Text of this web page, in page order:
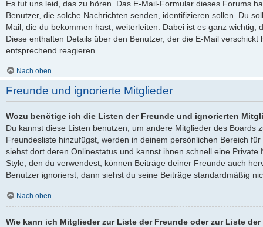
Es tut uns leid, das zu hören. Das E-Mail-Formular dieses Forums
Benutzer, die solche Nachrichten senden, identifizieren sollen. Du
Mail, die du bekommen hast, weiterleiten. Dabei ist es ganz wichtig,
Diese enthalten Details über den Benutzer, der die E-Mail
entsprechend reagieren.
Nach oben
Freunde und ignorierte Mitglieder
Wozu benötige ich die Listen der Freunde und ignorierten
Du kannst diese Listen benutzen, um andere Mitglieder des Boards
Freundesliste hinzufügst, werden in deinem persönlichen Bereich
siehst dort deren Onlinestatus und kannst ihnen schnell eine Private
Style, den du verwendest, können Beiträge deiner Freunde auch
Benutzer ignorierst, dann siehst du seine Beiträge standardmäßig
Nach oben
Wie kann ich Mitglieder zur Liste der Freunde oder zur Liste